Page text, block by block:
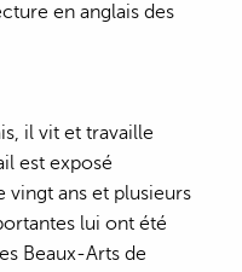
en anglais des
il vit et travaille
est exposé
vingt ans et plusieurs
lui ont été
Beaux-Arts de